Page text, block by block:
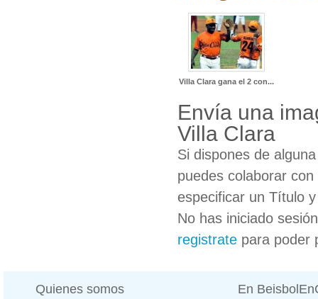
Villa Clara gana el 2 con...
Envía una
Villa Clara
Si dispones de
puedes colaborar
especificar un Título
No has iniciado
registrate para poder
Quienes somos En